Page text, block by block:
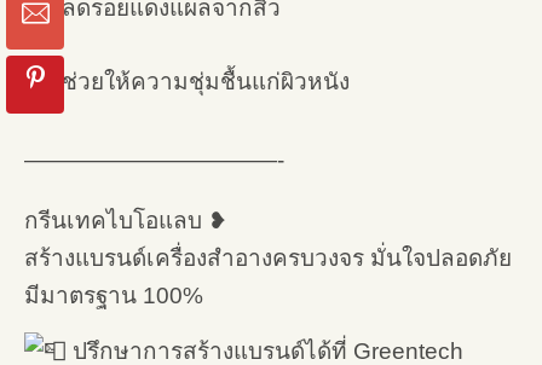
ลดรอยแดงแผลจากสิว
ช่วยให้ความชุ่มชื้นแก่ผิวหนัง
———————————-
กรีนเทคไบโอแลบ ❥
สร้างแบรนด์เครื่องสำอางครบวงจร มั่นใจปลอดภัย
มีมาตรฐาน 100%
ปรึกษาการสร้างแบรนด์ได้ที่ Greentech